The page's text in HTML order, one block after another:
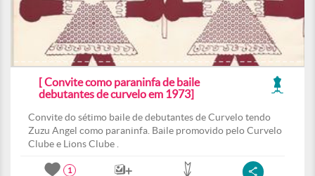
[ Convite como paraninfa de baile
debutantes de curvelo em 1973]
Convite do sétimo baile de debutantes de Curvelo tendo
Zuzu Angel como paraninfa. Baile promovido pelo Curvelo
Clube e Lions Clube .
1